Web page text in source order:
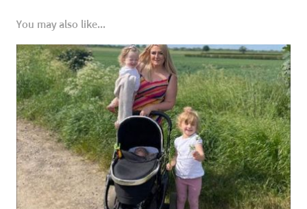
You may also like...